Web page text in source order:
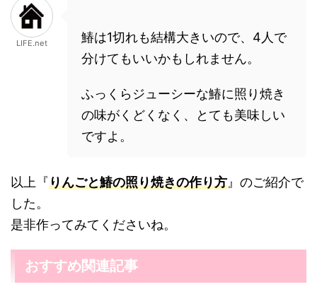
LIFE.net
鰆は1切れも結構大きいので、4人で
分けてもいいかもしれません。
ふっくらジューシーな鰆に照り焼き
の味がくどくなく、とても美味しい
ですよ。
以上『りんごと鰆の照り焼きの作り方 』のご紹介で
した。
是非作ってみてくださいね。
おすすめ関連記事